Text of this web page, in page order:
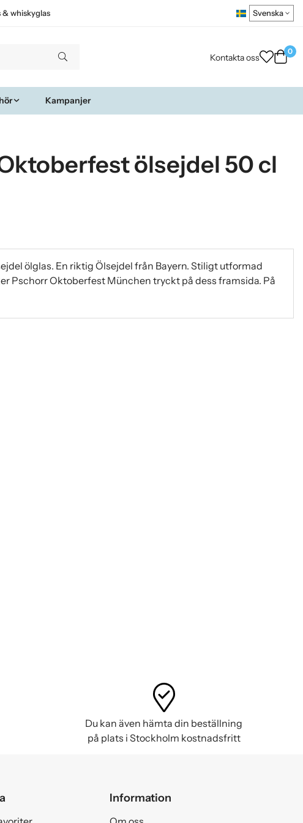
whiskyglas
Kontakta oss
0
Kampanjer
ölsejdel 50 cl
ölglas. En riktig Ölsejdel från Bayern. Stiligt utformad
Pschorr Oktoberfest München tryckt på dess framsida. På
Du kan även hämta din beställning
på plats i Stockholm kostnadsfritt
Information